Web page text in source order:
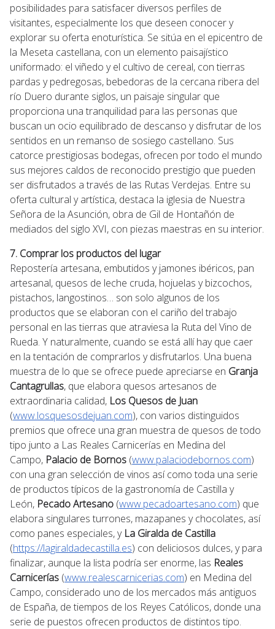
posibilidades para satisfacer diversos perfiles de
visitantes, especialmente los que deseen conocer y
explorar su oferta enoturística. Se sitúa en el epicentro de
la Meseta castellana, con un elemento paisajístico
uniformado: el viñedo y el cultivo de cereal, con tierras
pardas y pedregosas, bebedoras de la cercana ribera del
río Duero durante siglos, un paisaje singular que
proporciona una tranquilidad para las personas que
buscan un ocio equilibrado de descanso y disfrutar de los
sentidos en un remanso de sosiego castellano. Sus
catorce prestigiosas bodegas, ofrecen por todo el mundo
sus mejores caldos de reconocido prestigio que pueden
ser disfrutados a través de las Rutas Verdejas. Entre su
oferta cultural y artística, destaca la iglesia de Nuestra
Señora de la Asunción, obra de Gil de Hontañón de
mediados del siglo XVI, con piezas maestras en su interior.
7. Comprar los productos del lugar
Repostería artesana, embutidos y jamones ibéricos, pan
artesanal, quesos de leche cruda, hojuelas y bizcochos,
pistachos, langostinos… son solo algunos de los
productos que se elaboran con el cariño del trabajo
personal en las tierras que atraviesa la Ruta del Vino de
Rueda. Y naturalmente, cuando se está allí hay que caer
en la tentación de comprarlos y disfrutarlos. Una buena
muestra de lo que se ofrece puede apreciarse en Granja
Cantagrullas, que elabora quesos artesanos de
extraordinaria calidad, Los Quesos de Juan
(www.losquesosdejuan.com), con varios distinguidos
premios que ofrece una gran muestra de quesos de todo
tipo junto a Las Reales Carnicerías en Medina del
Campo, Palacio de Bornos (www.palaciodebornos.com)
con una gran selección de vinos así como toda una serie
de productos típicos de la gastronomía de Castilla y
León, Pecado Artesano (www.pecadoartesano.com) que
elabora singulares turrones, mazapanes y chocolates, así
como panes especiales, y La Giralda de Castilla
(https://lagiraldadecastilla.es) con deliciosos dulces, y para
finalizar, aunque la lista podría ser enorme, las Reales
Carnicerías (www.realescarnicerias.com) en Medina del
Campo, considerado uno de los mercados más antiguos
de España, de tiempos de los Reyes Católicos, donde una
serie de puestos ofrecen productos de distintos tipo.